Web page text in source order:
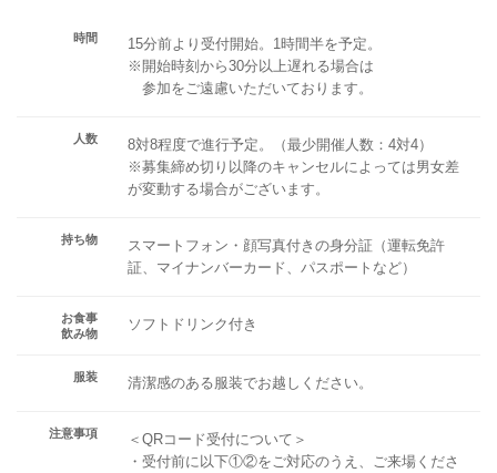
時間
15分前より受付開始。1時間半を予定。
※開始時刻から30分以上遅れる場合は
参加をご遠慮いただいております。
人数
8対8程度で進行予定。（最少開催人数：4対4）
※募集締め切り以降のキャンセルによっては男女差
が変動する場合がございます。
持ち物
スマートフォン・顔写真付きの身分証（運転免許
証、マイナンバーカード、パスポートなど）
お食事
飲み物
ソフトドリンク付き
服装 清潔感のある服装でお越しください。
注意事項
＜QRコード受付について＞
・受付前に以下①②をご対応のうえ、ご来場くださ